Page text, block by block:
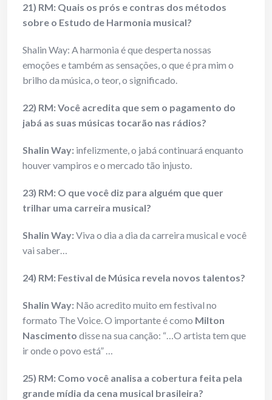
21) RM: Quais os prós e contras dos métodos
sobre o Estudo de Harmonia musical?
Shalin Way: A harmonia é que desperta nossas
emoções e também as sensações, o que é pra mim o
brilho da música, o teor, o significado.
22) RM: Você acredita que sem o pagamento do
jabá as suas músicas tocarão nas rádios?
Shalin Way: infelizmente, o jabá continuará enquanto
houver vampiros e o mercado tão injusto.
23) RM: O que você diz para alguém que quer
trilhar uma carreira musical?
Shalin Way:Viva o dia a dia da carreira musical e você
vai saber…
24) RM: Festival de Música revela novos talentos?
Shalin Way: Não acredito muito em festival no
formato The Voice. O importante é como Milton
Nascimento disse na sua canção: “…O artista tem que
ir onde o povo está” …
25) RM: Como você analisa a cobertura feita pela
grande mídia da cena musical brasileira?